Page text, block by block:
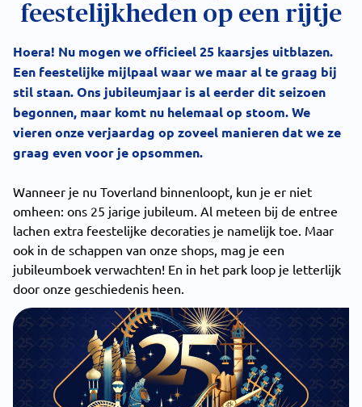
feestelijkheden op een rijtje
Hoera! Nu mogen we officieel 25 kaarsjes uitblazen.
Een feestelijke mijlpaal waar we maar al te graag bij
stil staan. Ons jubileumjaar is al eerder dit seizoen
begonnen, maar komt nu helemaal op stoom. We
vieren onze verjaardag op zoveel manieren dat we ze
graag even voor je opsommen.
Wanneer je nu Toverland binnenloopt, kun je er niet
omheen: ons 25 jarige jubileum. Al meteen bij de entree
lachen extra feestelijke decoraties je namelijk toe. Maar
ook in de schappen van onze shops, mag je een
jubileumboek verwachten! En in het park loop je letterlijk
door onze geschiedenis heen.